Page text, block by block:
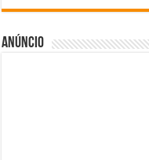
Anúncio